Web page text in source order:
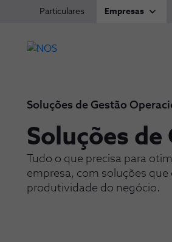
Particulares Empresas
Soluções de Gestão
-
Soluções de
Tudo o que precisa para
empresa, com soluções que
produtividade do negócio.